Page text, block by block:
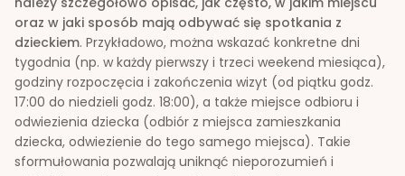
oraz w jaki sposób mają odbywać się spotkania z
dzieckiem. Przykładowo, można wskazać konkretne dni
tygodnia (np. w każdy pierwszy i trzeci weekend miesiąca),
godziny rozpoczęcia i zakończenia wizyt (od piątku godz.
17:00 do niedzieli godz. 18:00), a także miejsce odbioru i
odwiezienia dziecka (odbiór z miejsca zamieszkania
dziecka, odwiezienie do tego samego miejsca). Takie
sformułowania pozwalają uniknąć nieporozumień i